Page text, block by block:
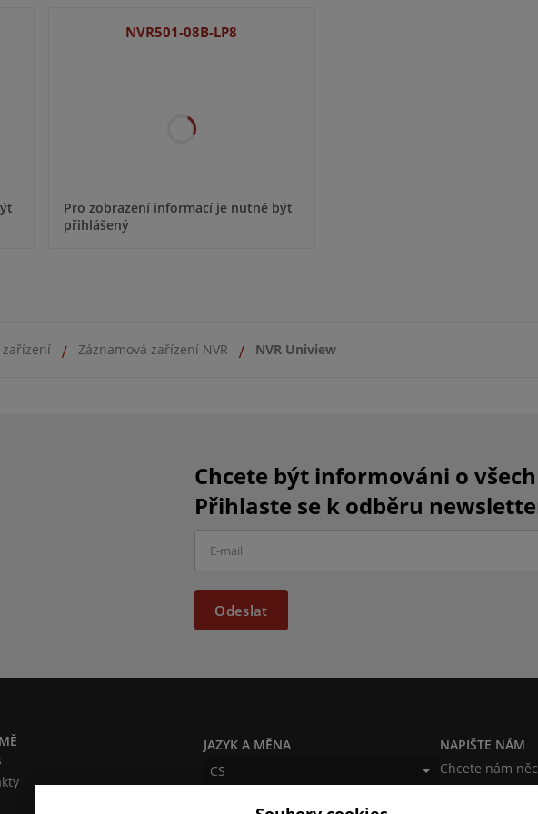
NVR501-08B-LP8
Pro zobrazení informací je nutné být
přihlášený
zařízení Záznamová zařízení NVR NVR Uniview
Chcete být informováni o
Přihlaste se k odběru
Odeslat
JAZYK A MĚNA
CS
NAPIŠTE NÁM
Chcete nám
produktech